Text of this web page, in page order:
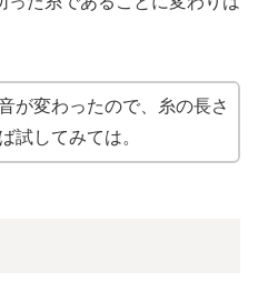
が変わったので、糸の長さ
試してみては。